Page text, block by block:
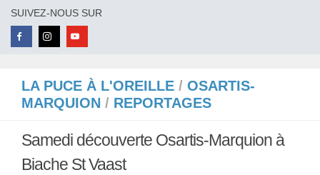
LA PUCE À L'OREILLE / OSARTIS-
MARQUION / REPORTAGES
Samedi découverte Osartis-Marquion à
Biache St Vaast
SUIVEZ-NOUS SUR